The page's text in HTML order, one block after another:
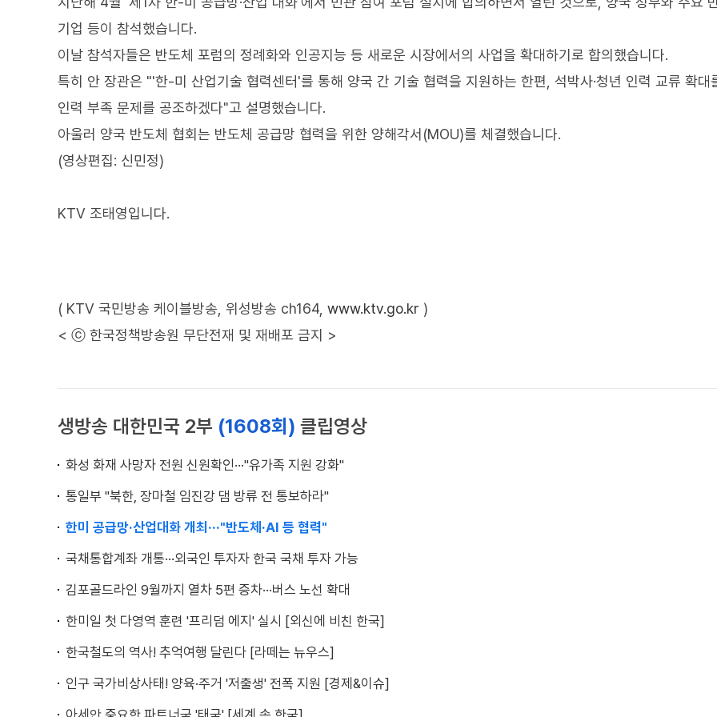
기업 등이 참석했습니다.
이날 참석자들은 반도체 포럼의 정례화와 인공지능 등 새로운 시장에서의 사업을 확대하기로 합의했습니다.
특히 안 장관은 "'한-미 산업기술 협력센터'를 통해 양국 간 기술 협력을 지원하는 한편, 석박사·청년 인력 교류 확대
인력 부족 문제를 공조하겠다"고 설명했습니다.
아울러 양국 반도체 협회는 반도체 공급망 협력을 위한 양해각서(MOU)를 체결했습니다.
(영상편집: 신민정)
KTV 조태영입니다.
( KTV 국민방송 케이블방송, 위성방송 ch164, www.ktv.go.kr )
< ⓒ 한국정책방송원 무단전재 및 재배포 금지 >
생방송 대한민국 2부 (1608회) 클립영상
화성 화재 사망자 전원 신원확인···"유가족 지원 강화"
통일부 "북한, 장마철 임진강 댐 방류 전 통보하라"
한미 공급망·산업대화 개최···"반도체·AI 등 협력"
국채통합계좌 개통···외국인 투자자 한국 국채 투자 가능
김포골드라인 9월까지 열차 5편 증차···버스 노선 확대
한미일 첫 다영역 훈련 '프리덤 에지' 실시 [외신에 비친 한국]
한국철도의 역사! 추억여행 달린다 [라떼는 뉴우스]
인구 국가비상사태! 양육·주거 '저출생' 전폭 지원 [경제&이슈]